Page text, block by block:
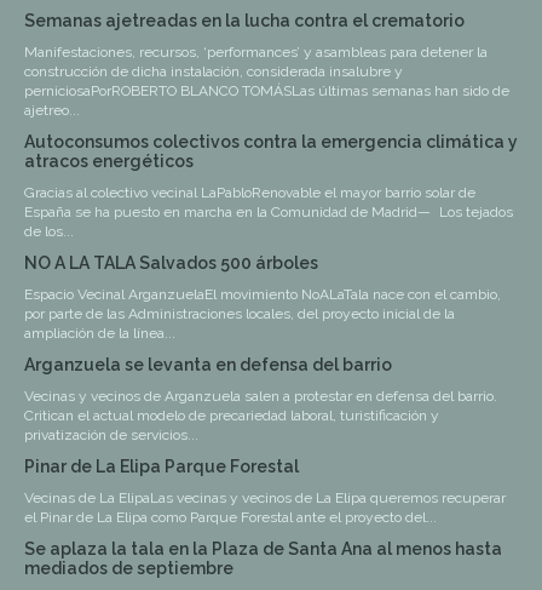
Semanas ajetreadas en la lucha contra el crematorio
Manifestaciones, recursos, ‘performances’ y asambleas para detener la
construcción de dicha instalación, considerada insalubre y
perniciosaPorROBERTO BLANCO TOMÁSLas últimas semanas han sido de
ajetreo...
Autoconsumos colectivos contra la emergencia climática y
atracos energéticos
Gracias al colectivo vecinal LaPabloRenovable el mayor barrio solar de
España se ha puesto en marcha en la Comunidad de Madrid— Los tejados
de los...
NO A LA TALA Salvados 500 árboles
Espacio Vecinal ArganzuelaEl movimiento NoALaTala nace con el cambio,
por parte de las Administraciones locales, del proyecto inicial de la
ampliación de la línea...
Arganzuela se levanta en defensa del barrio
Vecinas y vecinos de Arganzuela salen a protestar en defensa del barrio.
Critican el actual modelo de precariedad laboral, turistificación y
privatización de servicios...
Pinar de La Elipa Parque Forestal
Vecinas de La ElipaLas vecinas y vecinos de La Elipa queremos recuperar
el Pinar de La Elipa como Parque Forestal ante el proyecto del...
Se aplaza la tala en la Plaza de Santa Ana al menos hasta
mediados de septiembre